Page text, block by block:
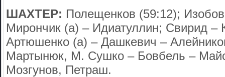
ШАХТЕР: Полещенков (59:12);
Мирончик (а) – Идиатуллин; Свирид –
Артюшенко (а) – Дашкевич –
Мартынюк, М. Сушко – Бовбель –
Мозгунов, Петраш.